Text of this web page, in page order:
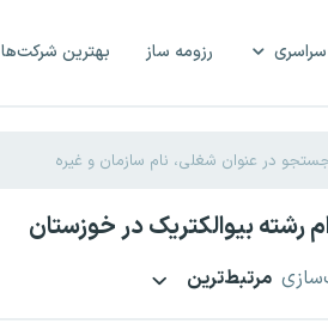
رزومه ساز بهترین شرکت‌ها
رشته بیوالکتریک در خوزستان
مرتبط‌ترین